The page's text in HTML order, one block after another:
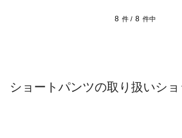
8 件 / 8 件中
ショートパンツの取り扱いシ